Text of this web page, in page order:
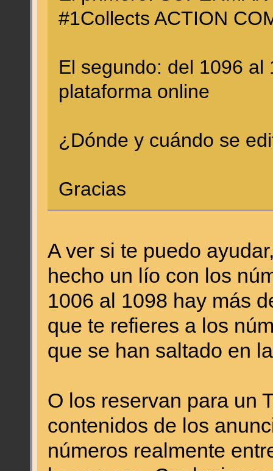
#1Collects ACTION
El segundo: del 1096 al
plataforma online
¿Dónde y cuándo se
Gracias
A ver si te puedo
hecho un lío con los
1006 al 1098 hay más
que te refieres a los
que se han saltado en
O los reservan para un
contenidos de los
números realmente